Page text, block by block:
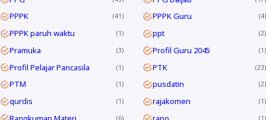
PPPK 41 PPPK Guru 4
PPPK paruh waktu 1 ppt 2
Pramuka 3 Profil Guru 2045 1
Profil Pelajar Pancasila 1 PTK 23
PTM 1 pusdatin 2
qurdis 1 rajakomen 1
6 1